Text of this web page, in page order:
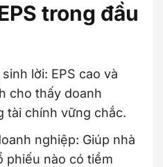
trong đầu
lời: EPS cao và
cho thấy doanh
tài chính vững chắc.
nghiệp: Giúp nhà
phiếu nào có tiềm